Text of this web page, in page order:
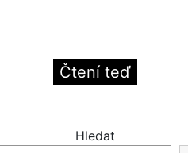
Čtení teď
Hledat